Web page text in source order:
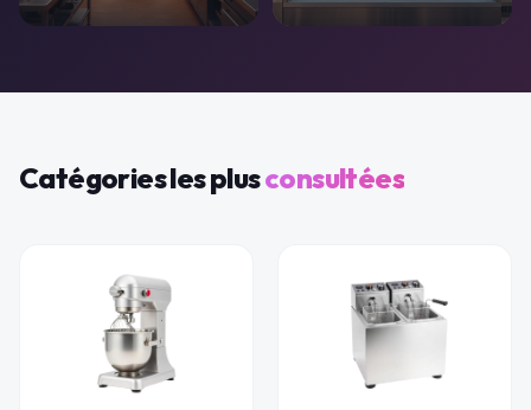
Catégories les plusconsultées